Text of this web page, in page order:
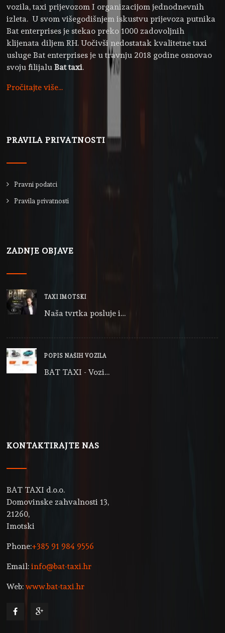
vozila, taxi prijevozom I organizacijom jednodnevnih
izleta. U svom višegodišnjem iskustvu prijevoza putnika
Bat enterprises je stekao preko 1000 zadovoljnih
klijenata diljem RH. Uočivši nedostatak kvalitetne taxi
usluge Bat enterprises je u travnju 2018 godine osnovao
svoju filijaluBat taxi.
Pročitajte više...
PRAVILA PRIVATNOSTI
Pravni podatci
Pravila privatnosti
ZADNJE OBJAVE
TAXI IMOTSKI
Naša tvrtka posluje i…
POPIS NAŠIH VOZILA
BAT TAXI - Vozi…
KONTAKTIRAJTE NAS
BAT TAXI d.o.o.
Domovinske zahvalnosti 13,
21260,
Imotski
Phone:+385 91 984 9556
Email:info@bat-taxi.hr
Web:www.bat-taxi.hr